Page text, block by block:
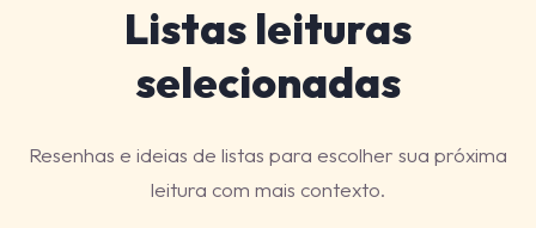
Listas leituras
selecionadas
Resenhas e ideias de listas para escolher sua próxima
leitura com mais contexto.